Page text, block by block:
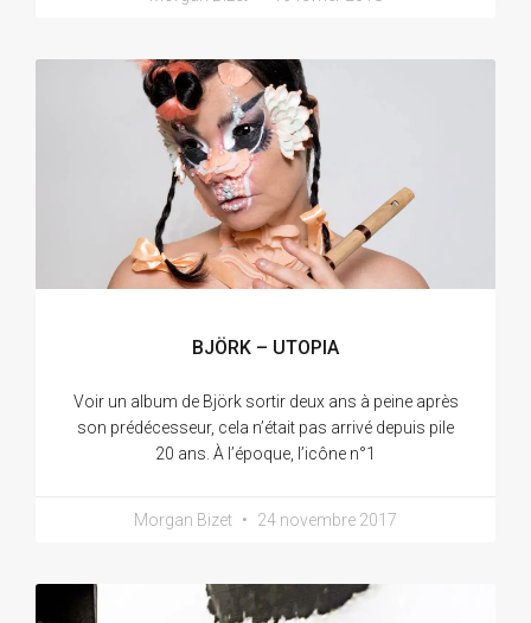
BJÖRK – UTOPIA
Voir un album de Björk sortir deux ans à peine après
son prédécesseur, cela n’était pas arrivé depuis pile
20 ans. À l’époque, l’icône n°1
Morgan Bizet 24 novembre 2017